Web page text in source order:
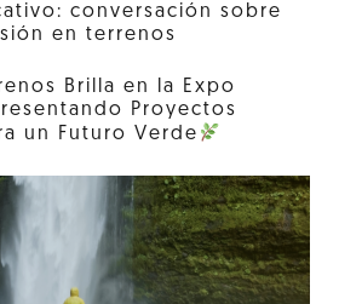
conversación sobre
en terrenos
Brilla en la Expo
Proyectos
un Futuro Verde